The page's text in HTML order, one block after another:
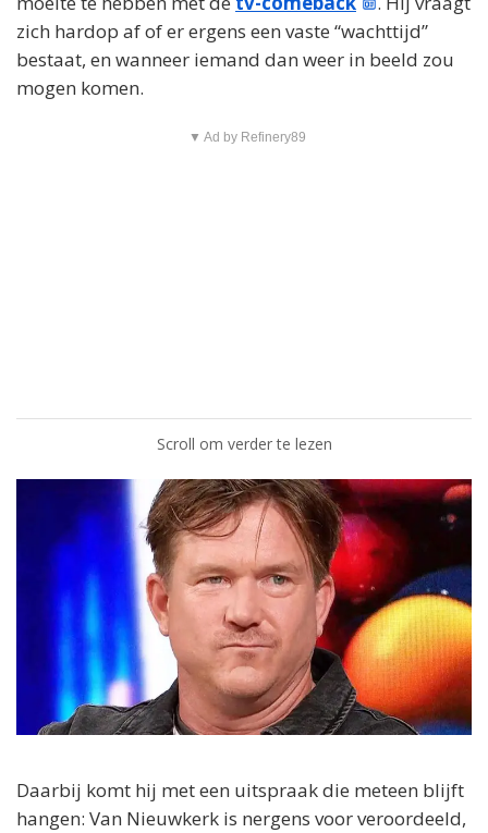
zich hardop af of er ergens een vaste “wachttijd”
bestaat, en wanneer iemand dan weer in beeld zou
mogen komen.
▼ Ad by Refinery89
Scroll om verder te lezen
Daarbij komt hij met een uitspraak die meteen blijft
hangen: Van Nieuwkerk is nergens voor veroordeeld,